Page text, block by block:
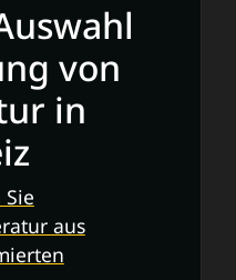
von
in
aus